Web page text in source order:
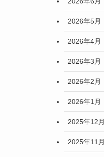
2026年5月
2026年4月
2026年3月
2026年2月
2026年1月
2025年12月
2025年11月